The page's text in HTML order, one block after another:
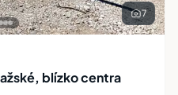
7
blízko centra